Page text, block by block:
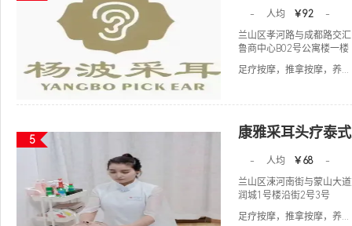
- 人均 ￥92
-
兰山区孝河路与成都路交
鲁商中心B02号公寓楼一
足疗按摩，推拿按摩，养...
5 康雅采耳头疗泰
- 人均 ￥68
-
兰山区涑河南街与蒙山大
润城1号楼沿街2号3号
足疗按摩，推拿按摩，养...